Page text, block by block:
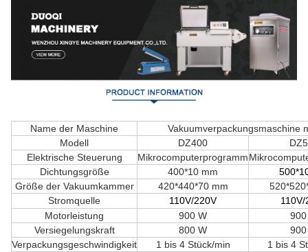
Name der Maschine
Vakuumverpackungsmaschine
Modell
DZ400
Elektrische Steuerung
Mikrocomputerprogramm
Dichtungsgröße
400*10 mm
Größe der Vakuumkammer
420*440*70 mm
Stromquelle
110V/220V 110V/
Motorleistung
900 W
Versiegelungskraft
800 W
Verpackungsgeschwindigkeit
1 bis 4 Stück/min
1 bis 4